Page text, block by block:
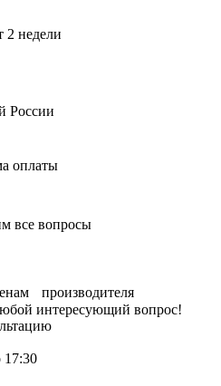
2 недели
России
оплаты
все вопросы
производителя
интересующий вопрос!
17:30